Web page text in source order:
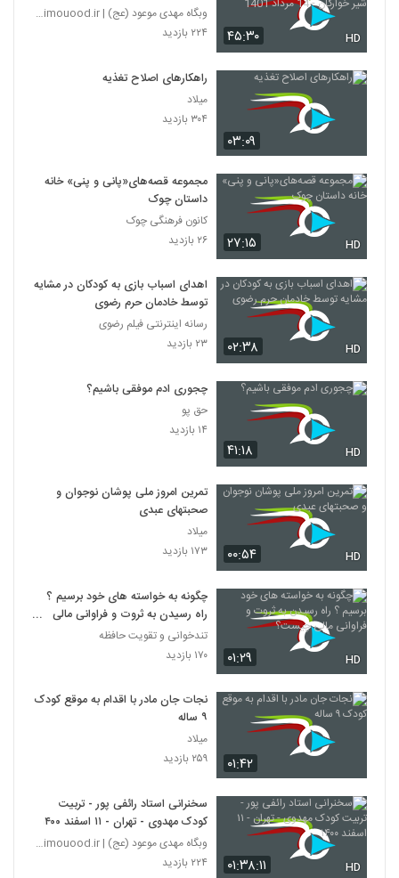
۴۵:۳۰ HD
14 مرداد 1401
وبگاه مهدی موعود (عج) | mahdimouood.ir
۲۲۴ بازدید
۰۳:۰۹
راهکارهای اصلاح تغذیه
میلاد
۳۰۴ بازدید
۲۷:۱۵ HD
مجموعه قصه‌های«پانی و پنی» خانه
داستان چوک
کانون فرهنگی چوک
۲۶ بازدید
۰۲:۳۸ HD
اهدای اسباب بازی به کودکان در مشایه
توسط خادمان حرم رضوی
رسانه اینترنتی فیلم رضوی
۲۳ بازدید
۴۱:۱۸ HD
چجوری ادم موفقی باشیم؟
حق پو
۱۴ بازدید
۰۰:۵۴ HD
تمرین امروز ملی پوشان نوجوان و
صحبتهای عبدی
میلاد
۱۷۳ بازدید
۰۱:۲۹ HD
چگونه به خواسته های خود برسیم ؟
راه رسیدن به ثروت و فراوانی مالی
چیست؟
تندخوانی و تقویت حافظه
۱۷۰ بازدید
۰۱:۴۲
نجات جان مادر با اقدام به موقع کودک
۹ ساله
میلاد
۲۵۹ بازدید
۰۱:۳۸:۱۱ HD
سخنرانی استاد رائفی پور - تربیت
کودک مهدوی - تهران - ۱۱ اسفند ۱۴۰۰
وبگاه مهدی موعود (عج) | mahdimouood.ir
۲۲۴ بازدید